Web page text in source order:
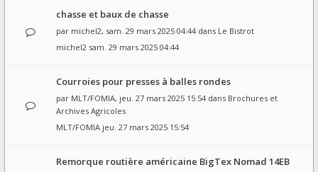
chasse et baux de chasse
par michel2, sam. 29 mars 2025 04:44 dans Le Bistrot
michel2 sam. 29 mars 2025 04:44
Courroies pour presses à balles rondes
par MLT/FOMIA, jeu. 27 mars 2025 15:54 dans Brochures et
Archives Agricoles
MLT/FOMIA jeu. 27 mars 2025 15:54
Remorque routière américaine BigTex Nomad 14EB